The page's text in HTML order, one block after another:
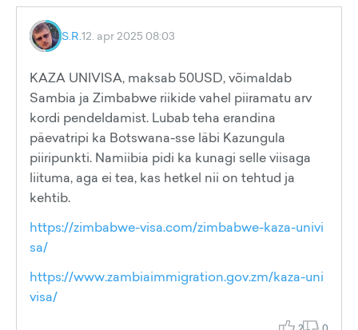
S.R.12. apr 2025 08:03
KAZA UNIVISA, maksab 50USD, võimaldab
Sambia ja Zimbabwe riikide vahel piiramatu arv
kordi pendeldamist. Lubab teha erandina
päevatripi ka Botswana-sse läbi Kazungula
piiripunkti. Namiibia pidi ka kunagi selle viisaga
liituma, aga ei tea, kas hetkel nii on tehtud ja
kehtib.
https://zimbabwe-visa.com/zimbabwe-kaza-univi
sa/
https://www.zambiaimmigration.gov.zm/kaza-uni
visa/